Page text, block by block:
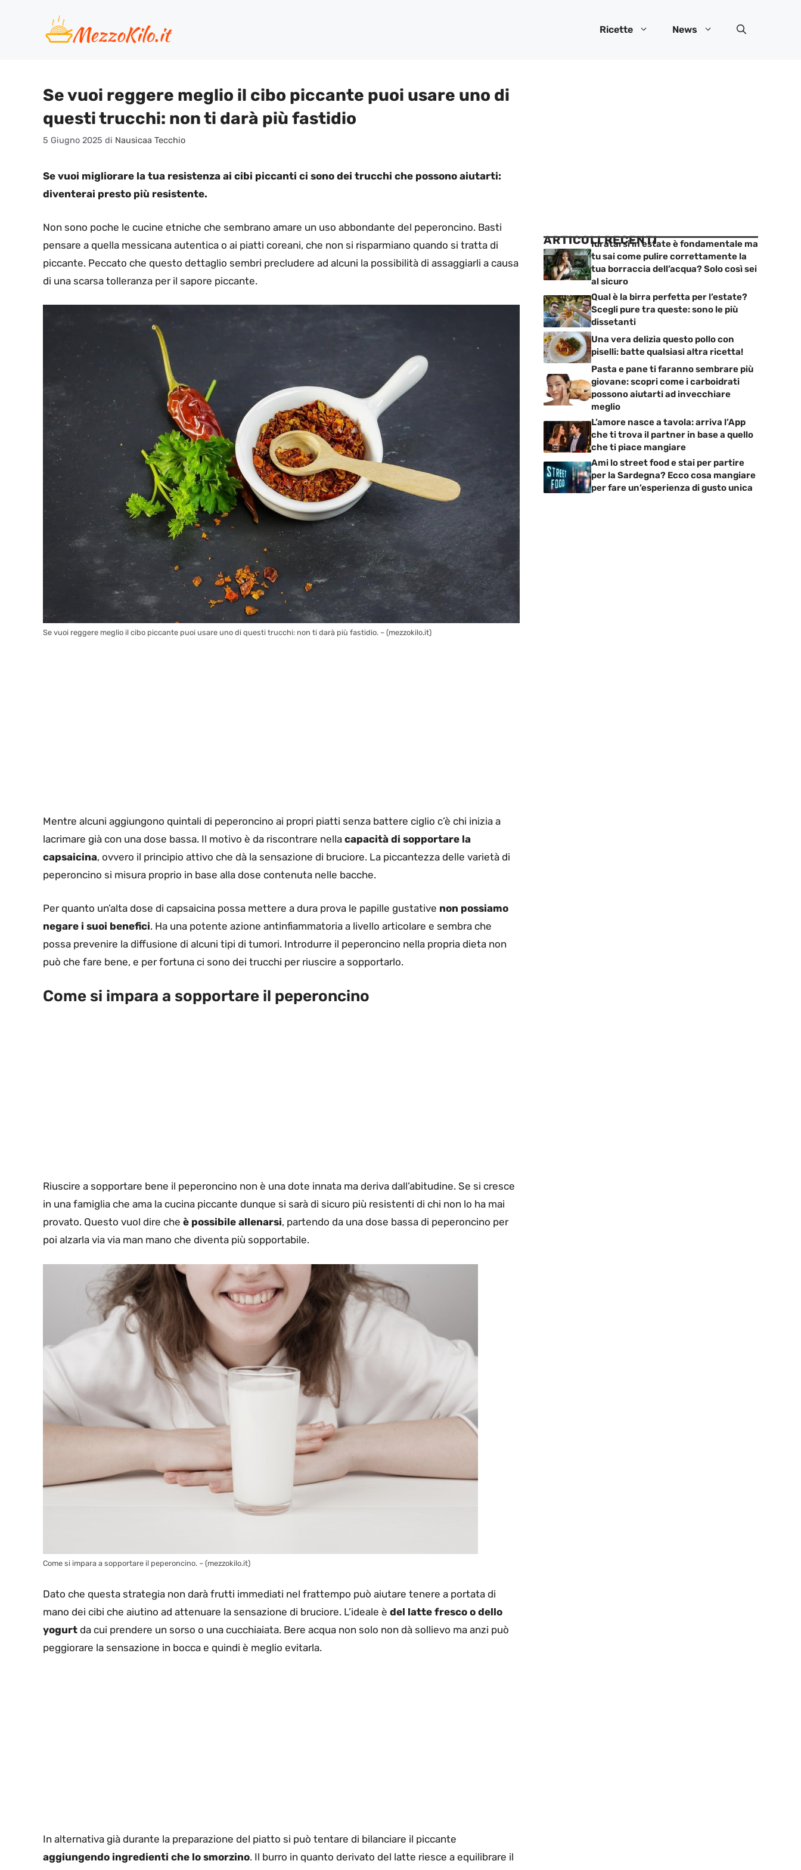
contenuto
Ricette News
Se vuoi reggere meglio il cibo piccante puoi usare uno di
questi trucchi: non ti darà più fastidio
5 Giugno 2025 di Nausicaa Tecchio
Se vuoi migliorare la tua resistenza ai cibi piccanti ci sono dei trucchi che possono aiutarti:
diventerai presto più resistente.
Non sono poche le cucine etniche che sembrano amare un uso abbondante del peperoncino. Basti
pensare a quella messicana autentica o ai piatti coreani, che non si risparmiano quando si tratta di
piccante. Peccato che questo dettaglio sembri precludere ad alcuni la possibilità di assaggiarli a causa
di una scarsa tolleranza per il sapore piccante.
Se vuoi reggere meglio il cibo piccante puoi usare uno di questi trucchi: non ti darà più fastidio. – (mezzokilo.it)
Mentre alcuni aggiungono quintali di peperoncino ai propri piatti senza battere ciglio c’è chi inizia a
lacrimare già con una dose bassa. Il motivo è da riscontrare nella capacità di sopportare la
capsaicina, ovvero il principio attivo che dà la sensazione di bruciore. La piccantezza delle varietà di
peperoncino si misura proprio in base alla dose contenuta nelle bacche.
Per quanto un’alta dose di capsaicina possa mettere a dura prova le papille gustative non possiamo
negare i suoi benefici. Ha una potente azione antinfiammatoria a livello articolare e sembra che
possa prevenire la diffusione di alcuni tipi di tumori. Introdurre il peperoncino nella propria dieta non
può che fare bene, e per fortuna ci sono dei trucchi per riuscire a sopportarlo.
Come si impara a sopportare il peperoncino
Riuscire a sopportare bene il peperoncino non è una dote innata ma deriva dall’abitudine. Se si cresce
in una famiglia che ama la cucina piccante dunque si sarà di sicuro più resistenti di chi non lo ha mai
provato. Questo vuol dire che è possibile allenarsi, partendo da una dose bassa di peperoncino per
poi alzarla via via man mano che diventa più sopportabile.
Come si impara a sopportare il peperoncino. – (mezzokilo.it)
Dato che questa strategia non darà frutti immediati nel frattempo può aiutare tenere a portata di
mano dei cibi che aiutino ad attenuare la sensazione di bruciore. L’ideale è del latte fresco o dello
yogurt da cui prendere un sorso o una cucchiaiata. Bere acqua non solo non dà sollievo ma anzi può
peggiorare la sensazione in bocca e quindi è meglio evitarla.
In alternativa già durante la preparazione del piatto si può tentare di bilanciare il piccante
aggiungendo ingredienti che lo smorzino. Il burro in quanto derivato del latte riesce a equilibrare il
ARTICOLI RECENTI
Idratarsi in estate è fondamentale ma
tu sai come pulire correttamente la
tua borraccia dell’acqua? Solo così sei
al sicuro
Qual è la birra perfetta per l’estate?
Scegli pure tra queste: sono le più
dissetanti
Una vera delizia questo pollo con
piselli: batte qualsiasi altra ricetta!
Pasta e pane ti faranno sembrare più
giovane: scopri come i carboidrati
possono aiutarti ad invecchiare
meglio
L’amore nasce a tavola: arriva l’App
che ti trova il partner in base a quello
che ti piace mangiare
Ami lo street food e stai per partire
per la Sardegna? Ecco cosa mangiare
per fare un’esperienza di gusto unica